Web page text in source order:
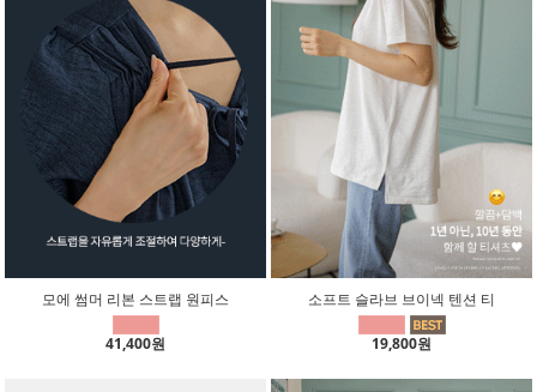
모에 썸머 리본 스트랩 원피스
41,400원
소프트 슬라브 브이넥 텐션 티
19,800원